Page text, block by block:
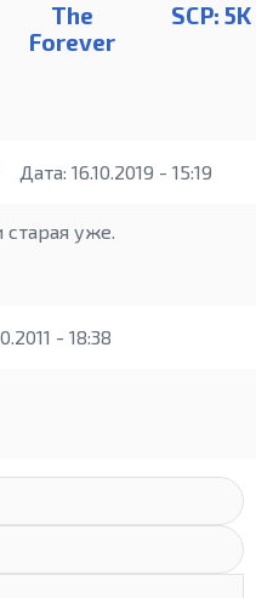
The
Forever
SCP: 5K
Дата: 16.10.2019 - 15:19
старая уже.
- 18:38